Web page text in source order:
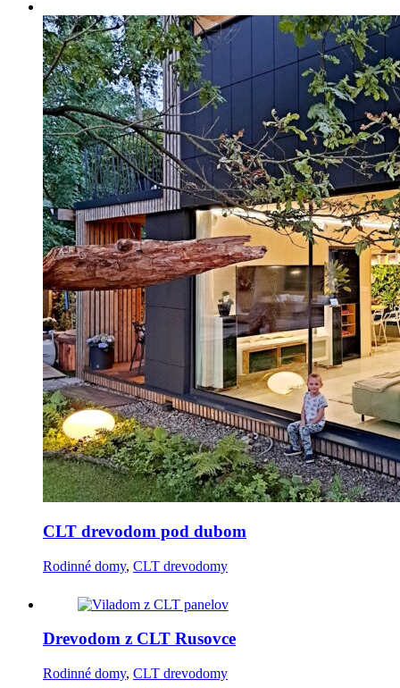
CLT drevodom pod dubom
Rodinné domy, CLT drevodomy
Drevodom z CLT Rusovce
Rodinné domy, CLT drevodomy